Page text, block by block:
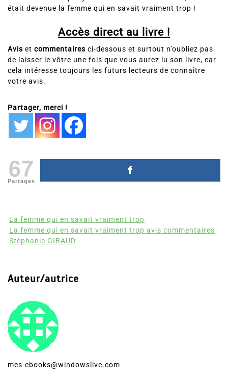
était devenue la femme qui en savait vraiment trop !
Accès direct au livre !
Avis et commentaires ci-dessous et surtout n’oubliez pas
de laisser le vôtre une fois que vous aurez lu son livre, car
cela intéresse toujours les futurs lecteurs de connaître
votre avis.
Partager, merci !
67
Partages
La femme qui en savait vraiment trop
La femme qui en savait vraiment trop avis commentaires
Stéphanie GIBAUD
Auteur/autrice
mes-ebooks@windowslive.com